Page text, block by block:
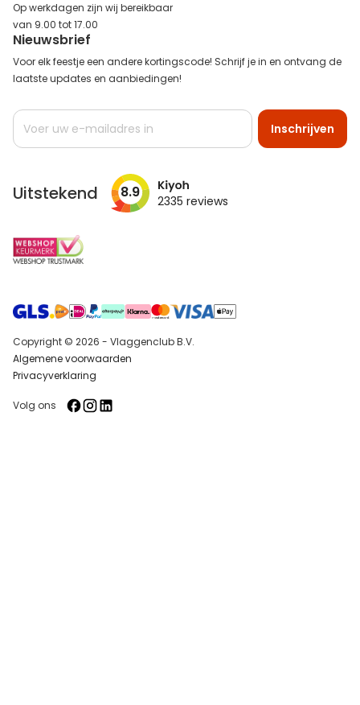
Op werkdagen zijn wij bereikbaar
van 9.00 tot 17.00
Nieuwsbrief
Voor elk feestje een andere kortingscode! Schrijf je in en ontvang de
laatste updates en aanbiedingen!
Abonneer
op
Inschrijven
Uitstekend 8.9 2335 reviews
Copyright © 2026 - Vlaggenclub B.V.
Algemene voorwaarden
Privacyverklaring
Volg ons